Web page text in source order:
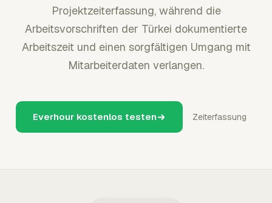
Projektzeiterfassung, während die
Arbeitsvorschriften der Türkei dokumentierte
Arbeitszeit und einen sorgfältigen Umgang mit
Mitarbeiterdaten verlangen.
Everhour kostenlos testen Zeiterfassung